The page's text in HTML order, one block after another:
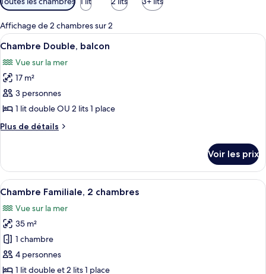
disponibles
pour
les
chambres
Affichage de 2 chambres sur 2
Afficher
toutes
les
photos
pour
ce
type
de
Chambre
Double,
balcon
Une chambre à coucher avec un lit,
10
Chambre Double, balcon
Vue sur la mer
17 m²
3 personnes
1 lit double OU 2 lits 1 place
Plus de détails
Plus
le
type
de
Chambre
Double,
balcon
Voir les prix
Afficher
toutes
les
photos
pour
ce
type
Une chambre d’hôtel avec un lit, un
7
Chambre Familiale, 2 chambres
Vue sur la mer
35 m²
1 chambre
4 personnes
1 lit double et 2 lits 1 place